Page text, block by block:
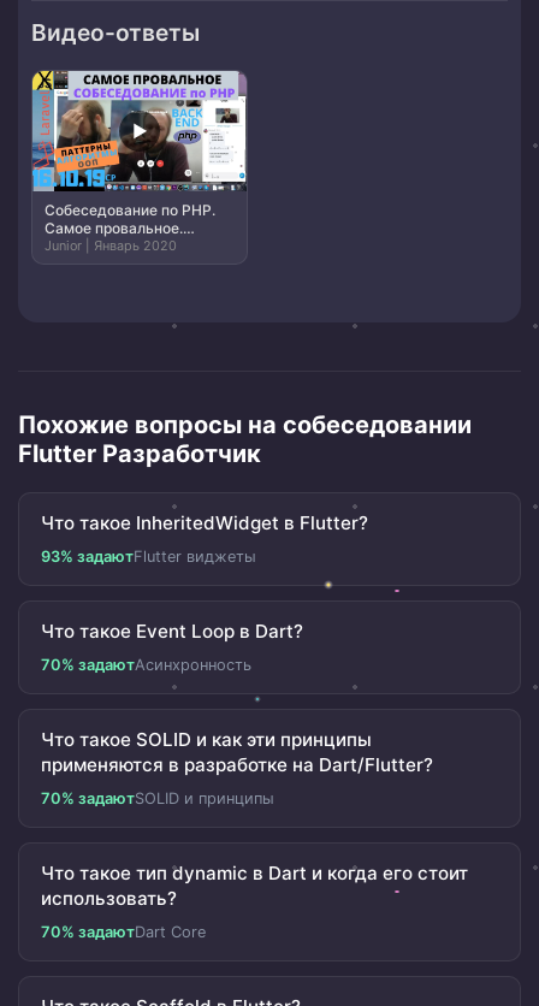
Видео-ответы
▶
Собеседование по PHP.
Самое провальное.
Backend. Laravel.
Структуры данных.
Junior | Январь 2020
Похожие вопросы на собеседовании
Flutter Разработчик
Что такое InheritedWidget в Flutter?
93% задаютFlutter виджеты
Что такое Event Loop в Dart?
70% задаютАсинхронность
Что такое SOLID и как эти принципы
применяются в разработке на Dart/Flutter?
70% задаютSOLID и принципы
Что такое тип dynamic в Dart и когда его стоит
использовать?
70% задаютDart Core